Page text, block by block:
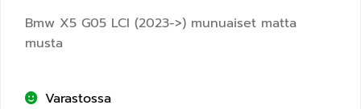
Bmw X5 G05 LCI (2023->) munuaiset matta
musta
Varastossa